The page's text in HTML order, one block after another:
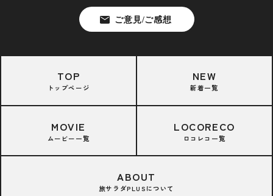
TOP
トップページ
NEW
新着一覧
MOVIE
ムービー一覧
LOCORECO
ロコレコ一覧
ABOUT
旅サラダPLUSについて